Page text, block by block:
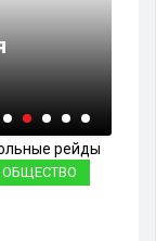
ОБЩЕСТВО